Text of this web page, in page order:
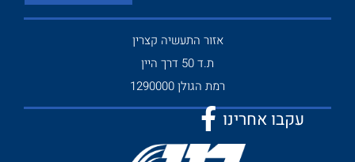
אזור התעשיה קצרין
ת.ד 50 דרך היין
רמת הגולן 1290000
עקבו אחרינו